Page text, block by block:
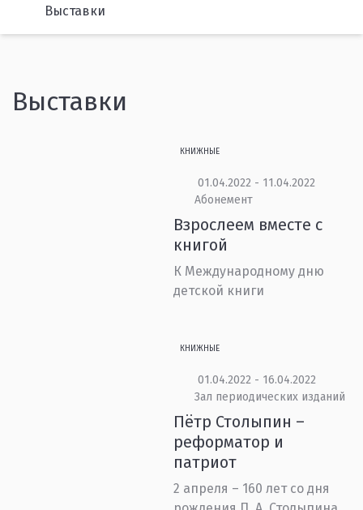
Выставки
Выставки
КНИЖНЫЕ
01.04.2022 - 11.04.2022
Абонемент
Взрослеем вместе с
книгой
К Международному дню
детской книги
КНИЖНЫЕ
01.04.2022 - 16.04.2022
Зал периодических изданий
Пётр Столыпин –
реформатор и
патриот
2 апреля – 160 лет со дня